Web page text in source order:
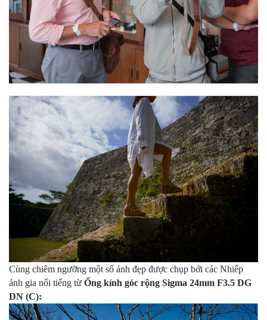
Cùng chiêm ngưỡng một số ảnh đẹp được chụp bởi các Nhiếp
ảnh gia nổi tiếng từ Ống kính góc rộng Sigma 24mm F3.5 DG
DN (C):